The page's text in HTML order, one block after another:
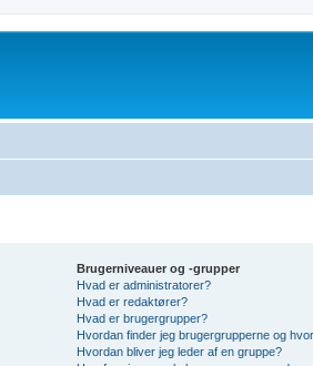
Brugerniveauer og -grupper
Hvad er administratorer?
Hvad er redaktører?
Hvad er brugergrupper?
Hvordan finder jeg brugergrupperne og
Hvordan bliver jeg leder af en gruppe?